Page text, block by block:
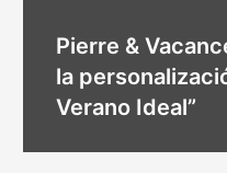
Pierre &
la
Verano Ideal”